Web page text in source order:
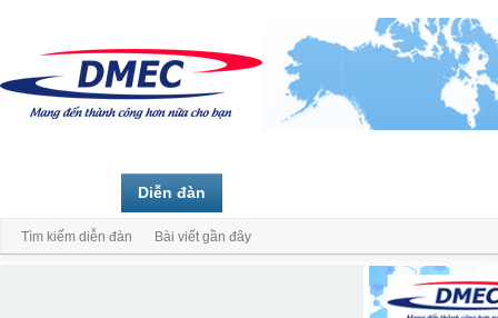
Diễn đàn
Tìm kiếm diễn đàn Bài viết gần đây